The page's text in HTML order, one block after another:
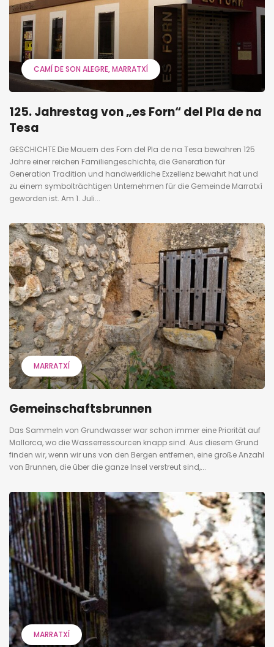
CAMÍ DE SON ALEGRE MARRATXÍ
125. Jahrestag von „es Forn“ del Pla de na
Tesa
GESCHICHTE Die Mauern des Forn del Pla de na Tesa bewahren 125
Jahre einer reichen Familiengeschichte, die Generation für
Generation Tradition und handwerkliche Exzellenz bewahrt hat und
zu einem symbolträchtigen Unternehmen für die Gemeinde Marratxí
geworden ist. Am 1. Juli...
MARRATXÍ
Gemeinschaftsbrunnen
Das Sammeln von Grundwasser war schon immer eine Priorität auf
Mallorca, wo die Wasserressourcen knapp sind. Aus diesem Grund
finden wir, wenn wir uns von den Bergen entfernen, eine große Anzahl
von Brunnen, die über die ganze Insel verstreut sind,...
MARRATXÍ